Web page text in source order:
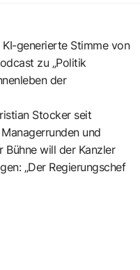
generierte Stimme von
zu „Politik
der
Stocker seit
und
Bühne will der Kanzler
„Der Regierungschef